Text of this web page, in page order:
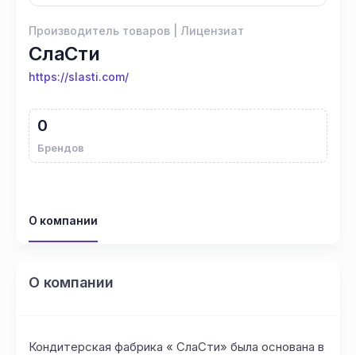
Производитель товаров | Лицензиат
СлаСти
https://slasti.com/
0
Брендов
О компании
О компании
Кондитерская фабрика « СлаСти» была основана в